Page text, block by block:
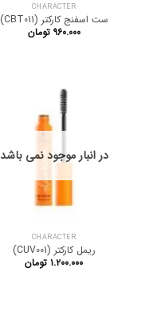
CHARACTER
ست اسفنج کارکتر (CBT011)
۹۶۰.۰۰۰ تومان
در انبار موجود نمی باشد
CHARACTER
ریمل کارکتر (CUV001)
۱.۲۰۰.۰۰۰ تومان